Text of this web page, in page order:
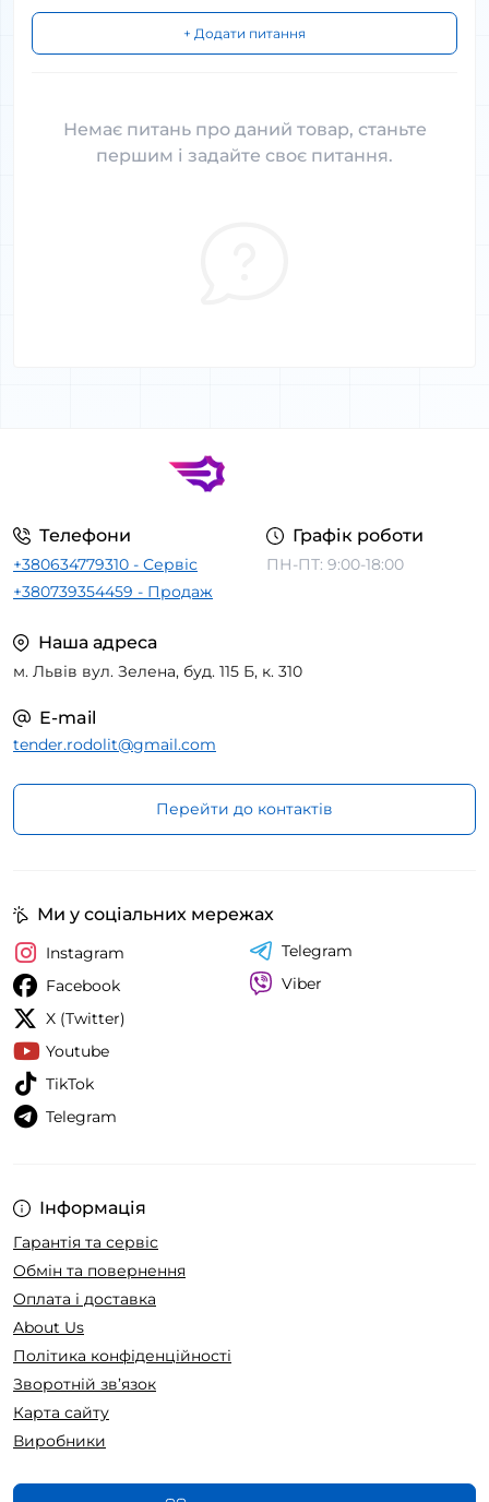
+ Додати питання
Немає питань про даний товар, станьте
першим і задайте своє питання.
Телефони
+380634779310 - Сервіс
+380739354459 - Продаж
Графік роботи
ПН-ПТ: 9:00-18:00
Наша адреса
м. Львів вул. Зелена, буд. 115 Б, к. 310
E-mail
tender.rodolit@gmail.com
Перейти до контактів
Інформація
Гарантія та сервіс
Обмін та повернення
Оплата і доставка
About Us
Політика конфіденційності
Зворотній зв’язок
Карта сайту
Виробники
Ми у соціальних мережах
Instagram
Facebook
X (Twitter)
Youtube
TikTok
Telegram
Telegram
Viber